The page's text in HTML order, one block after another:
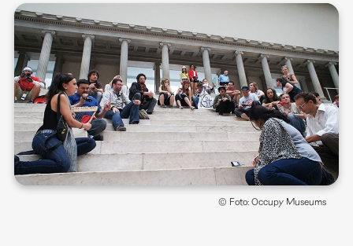
© Foto: Occupy Museums